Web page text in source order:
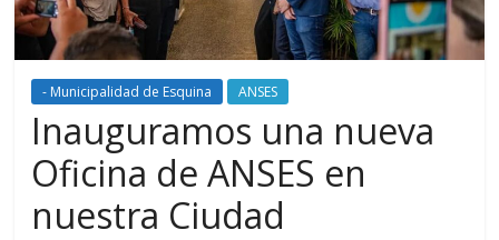
- Municipalidad de Esquina ANSES
Inauguramos una nueva
Oficina de ANSES en
nuestra Ciudad